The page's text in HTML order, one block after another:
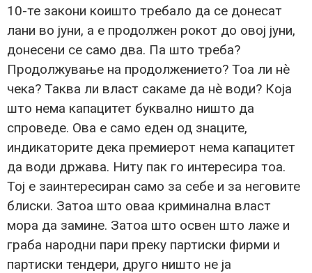
10-те закони коишто требало да се донесат
лани во јуни, а е продолжен рокот до овој јуни,
донесени се само два. Па што треба?
Продолжување на продолжението? Тоа ли нè
чека? Таква ли власт сакаме да нè води? Која
што нема капацитет буквално ништо да
спроведе. Ова е само еден од знаците,
индикаторите дека премиерот нема капацитет
да води држава. Ниту пак го интересира тоа.
Тој е заинтересиран само за себе и за неговите
блиски. Затоа што оваа криминална власт
мора да замине. Затоа што освен што лаже и
граба народни пари преку партиски фирми и
партиски тендери, друго ништо не ја